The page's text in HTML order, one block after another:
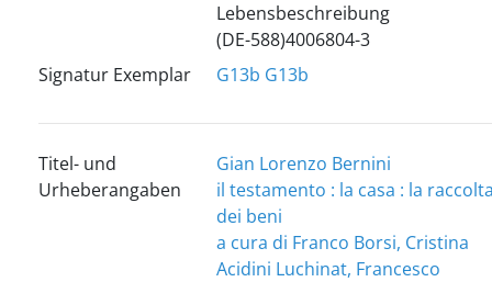
Lebensbeschreibung
(DE-588)4006804-3
Signatur Exemplar
G13b G13b
Titel- und
Urheberangaben
Gian Lorenzo Bernini
il testamento : la casa : la
dei beni
a cura di Franco Borsi, Cristina
Acidini Luchinat, Francesco